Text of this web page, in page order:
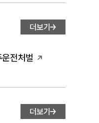
더보기
전처벌
더보기